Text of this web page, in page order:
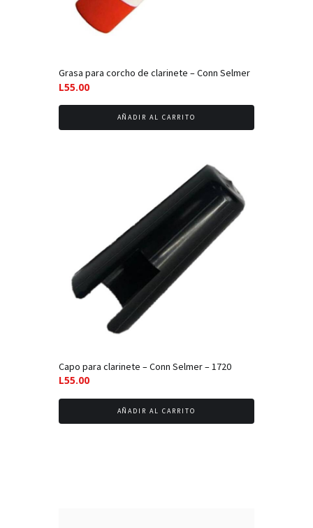
Grasa para corcho de clarinete – Conn Selmer
L55.00
AÑADIR AL CARRITO
Capo para clarinete – Conn Selmer – 1720
L55.00
AÑADIR AL CARRITO